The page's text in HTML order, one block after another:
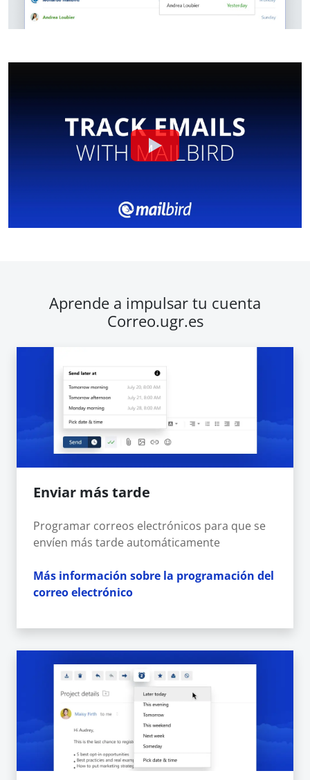
Aprende a impulsar tu cuenta
Correo.ugr.es
Enviar más tarde
Programar correos electrónicos para que se
envíen más tarde automáticamente
Más información sobre la programación del
correo electrónico